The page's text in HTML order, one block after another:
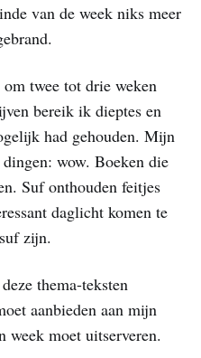
van de week niks meer
twee tot drie weken
bereik ik dieptes en
had gehouden. Mijn
wow. Boeken die
Suf onthouden feitjes
daglicht komen te
zijn.
thema-teksten
aanbieden aan mijn
moet uitserveren.